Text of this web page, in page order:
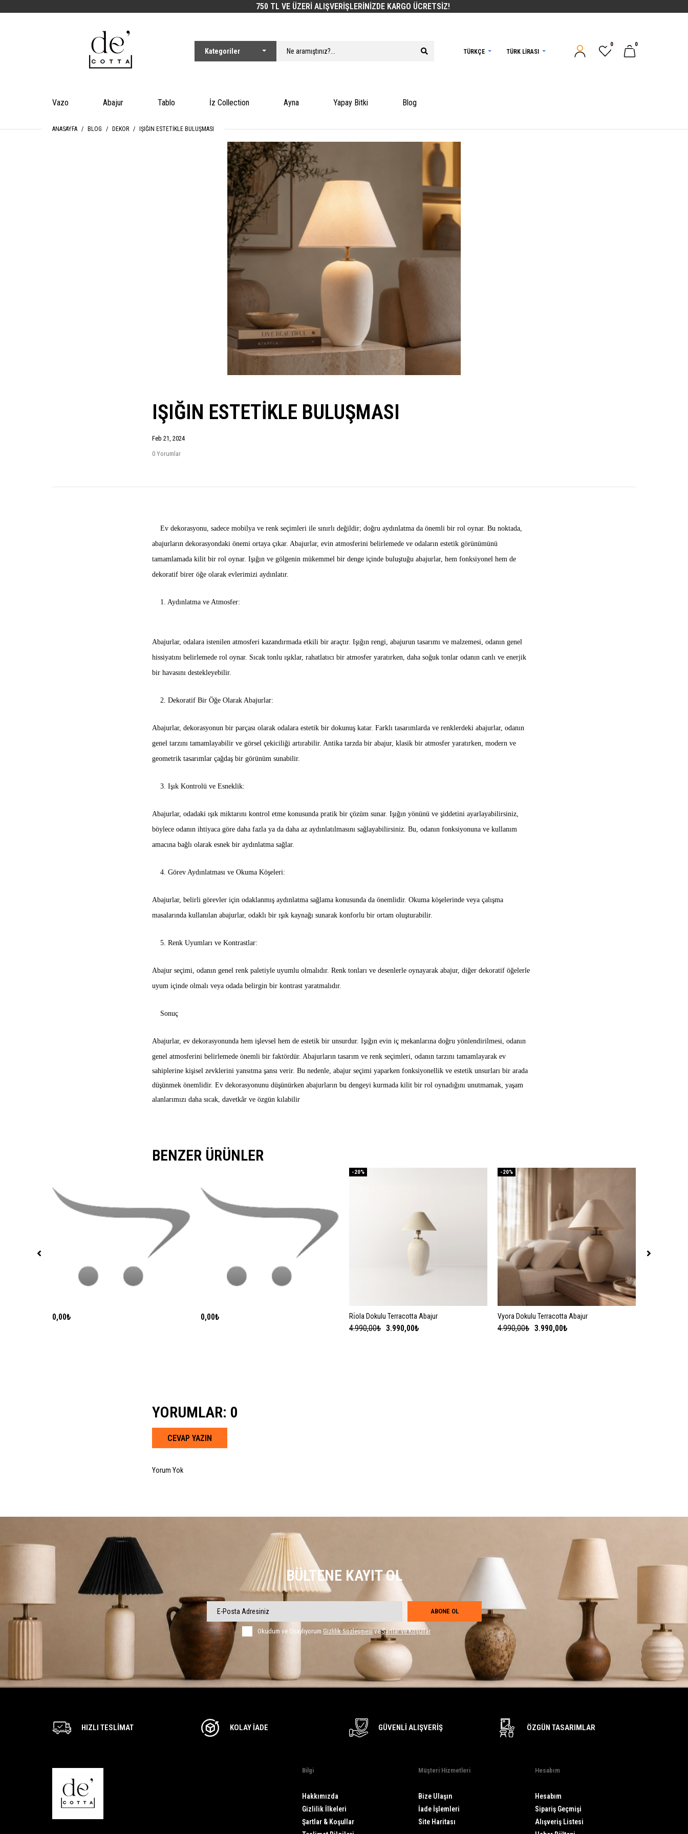
750 TL VE ÜZERİ ALIŞVERİŞLERİNİZDE KARGO ÜCRETSİZ!
TÜRKÇE TÜRK LIRASI
0 0
Vazo Abajur Tablo İz Collection Ayna Yapay Bitki Blog
ANASAYFA BLOG DEKOR IŞIĞIN ESTETIKLE BULUŞMASI
IŞIĞIN ESTETIKLE BULUŞMASI
Feb 21, 2024
0 Yorumlar
Ev dekorasyonu, sadece mobilya ve renk seçimleri ile sınırlı değildir; doğru aydınlatma da önemli bir rol oynar. Bu noktada,
abajurların dekorasyondaki önemi ortaya çıkar. Abajurlar, evin atmosferini belirlemede ve odaların estetik görünümünü
tamamlamada kilit bir rol oynar. Işığın ve gölgenin mükemmel bir denge içinde buluştuğu abajurlar, hem fonksiyonel hem de
dekoratif birer öğe olarak evlerimizi aydınlatır.
1. Aydınlatma ve Atmosfer:
Abajurlar, odalara istenilen atmosferi kazandırmada etkili bir araçtır. Işığın rengi, abajurun tasarımı ve malzemesi, odanın genel
hissiyatını belirlemede rol oynar. Sıcak tonlu ışıklar, rahatlatıcı bir atmosfer yaratırken, daha soğuk tonlar odanın canlı ve enerjik
bir havasını destekleyebilir.
2. Dekoratif Bir Öğe Olarak Abajurlar:
Abajurlar, dekorasyonun bir parçası olarak odalara estetik bir dokunuş katar. Farklı tasarımlarda ve renklerdeki abajurlar, odanın
genel tarzını tamamlayabilir ve görsel çekiciliği artırabilir. Antika tarzda bir abajur, klasik bir atmosfer yaratırken, modern ve
geometrik tasarımlar çağdaş bir görünüm sunabilir.
3. Işık Kontrolü ve Esneklik:
Abajurlar, odadaki ışık miktarını kontrol etme konusunda pratik bir çözüm sunar. Işığın yönünü ve şiddetini ayarlayabilirsiniz,
böylece odanın ihtiyaca göre daha fazla ya da daha az aydınlatılmasını sağlayabilirsiniz. Bu, odanın fonksiyonuna ve kullanım
amacına bağlı olarak esnek bir aydınlatma sağlar.
4. Görev Aydınlatması ve Okuma Köşeleri:
Abajurlar, belirli görevler için odaklanmış aydınlatma sağlama konusunda da önemlidir. Okuma köşelerinde veya çalışma
masalarında kullanılan abajurlar, odaklı bir ışık kaynağı sunarak konforlu bir ortam oluşturabilir.
5. Renk Uyumları ve Kontrastlar:
Abajur seçimi, odanın genel renk paletiyle uyumlu olmalıdır. Renk tonları ve desenlerle oynayarak abajur, diğer dekoratif öğelerle
uyum içinde olmalı veya odada belirgin bir kontrast yaratmalıdır.
Sonuç
Abajurlar, ev dekorasyonunda hem işlevsel hem de estetik bir unsurdur. Işığın evin iç mekanlarına doğru yönlendirilmesi, odanın
genel atmosferini belirlemede önemli bir faktördür. Abajurların tasarım ve renk seçimleri, odanın tarzını tamamlayarak ev
sahiplerine kişisel zevklerini yansıtma şansı verir. Bu nedenle, abajur seçimi yaparken fonksiyonellik ve estetik unsurları bir arada
düşünmek önemlidir. Ev dekorasyonunu düşünürken abajurların bu dengeyi kurmada kilit bir rol oynadığını unutmamak, yaşam
alanlarımızı daha sıcak, davetkâr ve özgün kılabilir
BENZER ÜRÜNLER
0,00₺ 0,00₺
-20%
SEPETE EKLE
Ri̇ola Dokulu Terracotta Abajur
4.990,00₺ 3.990,00₺
-20%
SEPETE EKLE
Vyora Dokulu Terracotta Abajur
4.990,00₺ 3.990,00₺
YORUMLAR: 0
CEVAP YAZIN
Yorum Yok
BÜLTENE KAYIT OL
ABONE OL
Okudum ve Onaylıyorum Gizlilik SözleşmesiveŞartlar ve Koşullar
HIZLI TESLIMAT KOLAY İADE GÜVENLI ALIŞVERIŞ ÖZGÜN TASARIMLAR
Bilgi
Hakkımızda
Gizlilik İlkeleri
Şartlar & Koşullar
Müşteri Hizmetleri
Bize Ulaşın
İade İşlemleri
Site Haritası
Hesabım
Hesabım
Sipariş Geçmişi
Alışveriş Listesi